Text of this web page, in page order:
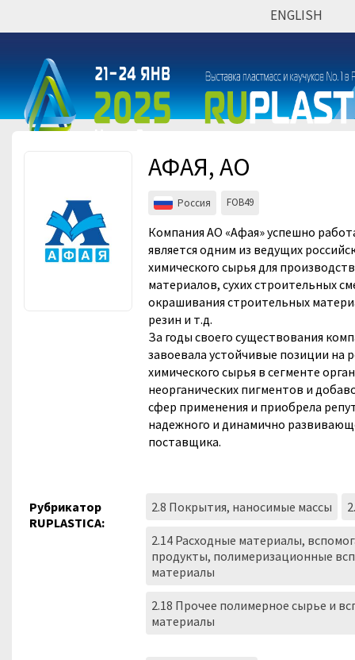
ENGLISH
АФАЯ, АО
Россия FOB49
Компания АО «Афая» успешно
является одним из ведущих
химического сырья для
материалов, сухих строительных
окрашивания строительных
резин и т.д.
За годы своего существования
завоевала устойчивые позиции на
химического сырья в сегменте
неорганических пигментов и
сфер применения и приобрела
надежного и динамично
поставщика.
Рубрикатор
RUPLASTICA:
2.8 Покрытия, наносимые массы
2.14 Расходные материалы,
продукты, полимеризационные
материалы
2.18 Прочее полимерное сырье и
материалы
Мероприятия
Организации